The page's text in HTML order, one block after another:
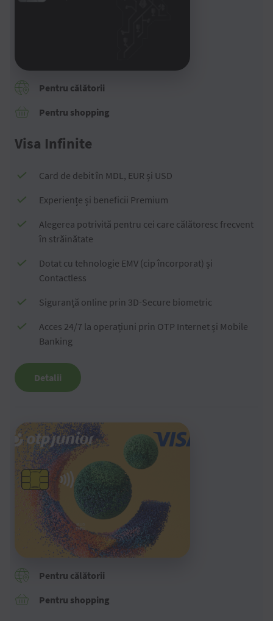
Pentru călătorii
Pentru shopping
Visa Infinite
Card de debit în MDL, EUR și USD
Experiențe și beneficii Premium
Alegerea potrivită pentru cei care călătoresc frecvent
în străinătate
Dotat cu tehnologie EMV (cip încorporat) și
Contactless
Siguranță online prin 3D-Secure biometric
Acces 24/7 la operațiuni prin OTP Internet și Mobile
Banking
Detalii
Pentru călătorii
Pentru shopping